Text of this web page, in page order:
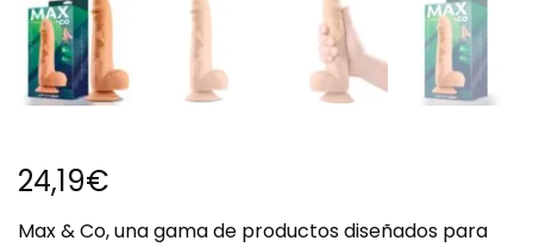
24,19€
Max & Co, una gama de productos diseñados para